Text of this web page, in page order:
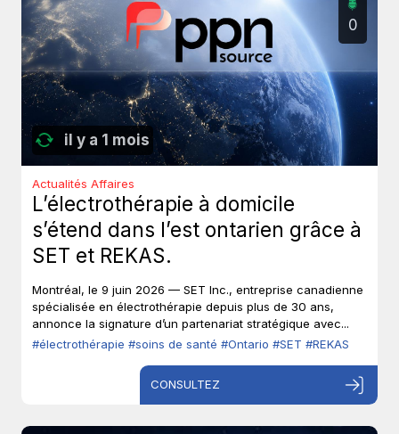
il y a 1 mois
0
Actualités Affaires
L’électrothérapie à domicile
s’étend dans l’est ontarien grâce à
SET et REKAS.
Montréal, le 9 juin 2026 — SET Inc., entreprise canadienne
spécialisée en électrothérapie depuis plus de 30 ans,
annonce la signature d’un partenariat stratégique avec...
#électrothérapie #soins de santé #Ontario #SET #REKAS
CONSULTEZ